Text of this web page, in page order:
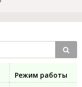
Режим работы